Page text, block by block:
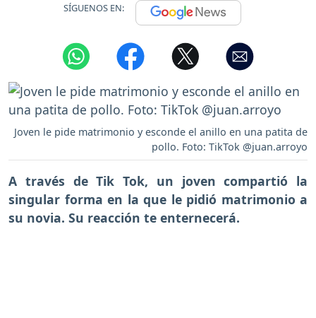
SÍGUENOS EN:
Joven le pide matrimonio y esconde el anillo en una patita de
pollo. Foto: TikTok @juan.arroyo
A través de Tik Tok, un joven compartió la
singular forma en la que le pidió matrimonio a
su novia. Su reacción te enternecerá.